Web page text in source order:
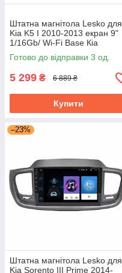
Штатна магнітола Lesko для
Kia K5 I 2010-2013 екран 9"
1/16Gb/ Wi-Fi Base Кіа
Готово до відправки 3 од.
5 299 ₴ 6 889 ₴
Купити
–23%
Штатна магнітола Lesko для
Kia Sorento III Prime 2014-